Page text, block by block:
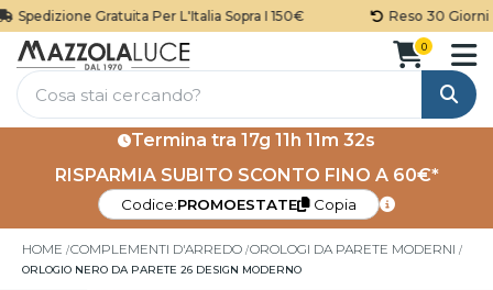
Spedizione Gratuita Per L'Italia Sopra I 150€ Reso 30 Giorni
Cerca
0
Termina tra17g 11h 11m 31s
RISPARMIA SUBITO SCONTO FINO A 60€*
Codice:PROMOESTATE Copia
HOME COMPLEMENTI D'ARREDO OROLOGI DA PARETE MODERNI
ORLOGIO NERO DA PARETE 26 DESIGN MODERNO